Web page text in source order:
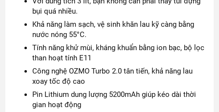
bụi quá nhiều.
Khả năng làm sạch, vệ sinh khăn lau kỹ càng bằng
nước nóng 55°C.
Tính năng khử mùi, kháng khuẩn bằng ion bạc, bộ lọc
than hoạt tính E11
Công nghệ OZMO Turbo 2.0 tân tiến, khả năng lau
xoay tốc độ cao
Pin Lithium dung lượng 5200mAh giúp kéo dài thời
gian hoạt động